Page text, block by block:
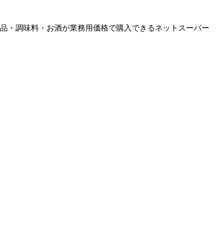
・調味料・お酒が業務用価格で購入できるネットスーパー